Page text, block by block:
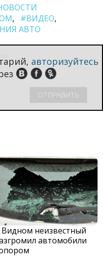
#ВИДЕО
АВТО
авторизуйтесь
неизвестный
автомобили